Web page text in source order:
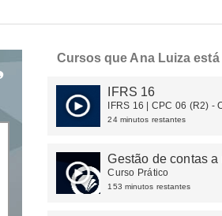
Cursos que Ana Luiza está
IFRS 16
IFRS 16 | CPC 06 (R2) -
DE ARRENDAMENTO
24 minutos restantes
Gestão de contas a
pagar e tesouraria
Curso Prático
153 minutos restantes